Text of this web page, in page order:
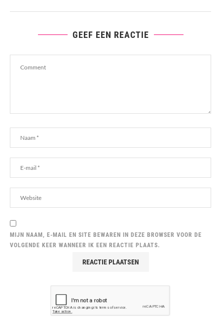
GEEF EEN REACTIE
MIJN NAAM, E-MAIL EN SITE BEWAREN IN DEZE BROWSER VOOR DE
VOLGENDE KEER WANNEER IK EEN REACTIE PLAATS.